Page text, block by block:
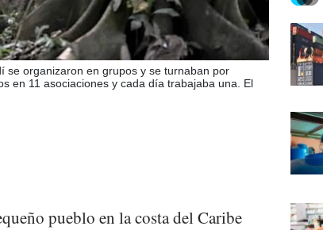
se organizaron en grupos y se turnaban por
en 11 asociaciones y cada día trabajaba una. El
pueblo en la costa del Caribe